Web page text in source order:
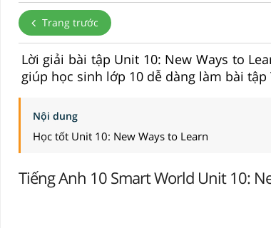
Trang trước
Lời giải bài tập Unit 10: New Ways to
giúp học sinh lớp 10 dễ dàng làm bài tập
Nội dung
Học tốt Unit 10: New Ways to Learn
Tiếng Anh 10 Smart World Unit 10: